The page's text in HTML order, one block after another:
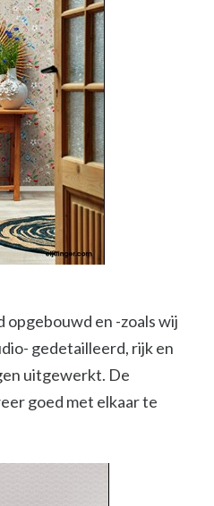
opgebouwd en -zoals wij
gedetailleerd, rijk en
uitgewerkt. De
goed met elkaar te